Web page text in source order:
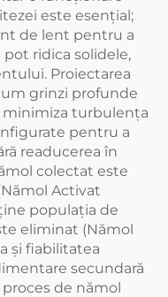
este esențial;
de lent pentru a
ridica solidele,
Proiectarea
grinzi profunde
minimiza turbulența
pentru a
readucerea în
colectat este
Activat
populația de
eliminat (Nămol
și fiabilitatea
secundară
de nămol